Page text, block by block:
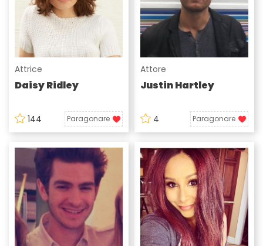
Attrice
Daisy Ridley
144 Paragonare
Attore
Justin Hartley
4 Paragonare